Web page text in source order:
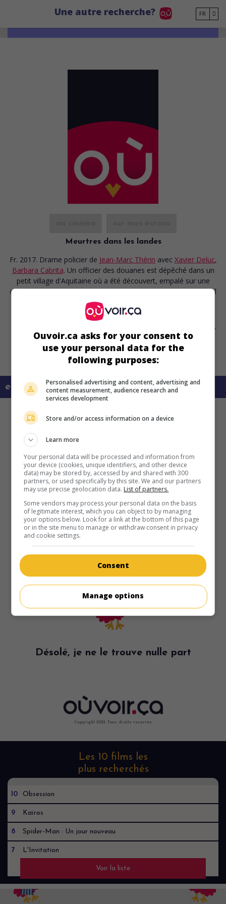
Une autre recherche? FR
Meurtres dans les landes
Fr. 2017. Drame policier de Jean-Marc Thérin avec Xavier Deluc,
Barbara Cabrita. Un officier des douanes est dépêché dans un
petit village d'Aquitaine où a été découvert, empalé sur une
oeuvre d'art public, le cadavre d'une jeune femme sur laquelle il
enquêtait.
en savoir plus sur ce film
Désolé, je ne le trouve nulle part
Copyright 2022. Tous droits reservés.
Les 10 films les
plus recherchés
10 Obsession
9 Kaïros
8 Spider-Man : Un jour nouveau
7 L'Invitation
Voir la liste
Ouvoir.ca asks for your consent to
use your personal data for the
following purposes:
Personalised advertising and content, advertising and
content measurement, audience research and
services development
Store and/or access information on a device
Learn more
Your personal data will be processed and information from
your device (cookies, unique identifiers, and other device
data) may be stored by, accessed by and shared with 300
partners, or used specifically by this site. We and our partners
may use precise geolocation data. List of partners.
Some vendors may process your personal data on the basis
of legitimate interest, which you can object to by managing
your options below. Look for a link at the bottom of this page
or in the site menu to manage or withdraw consent in privacy
and cookie settings.
Consent
Manage options